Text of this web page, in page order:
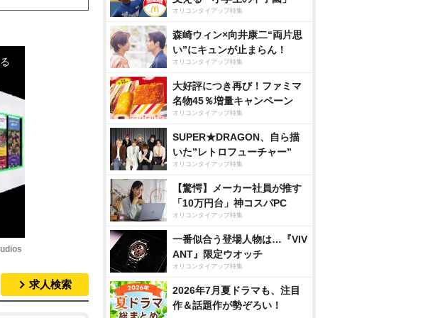
求人検索
オリコンタイアップ特集
森崎ウィン×向井康二“両片思
い”にキュンが止まらん！
オリコンタイアップ特集
大好評につき再び！ファミマ
名物45％増量キャンペーン
オリコンタイアップ特集
SUPER★DRAGON、自ら描
いた”レトロフューチャー”
オリコンタイアップ特集
【驚愕】メーカー社員が推す
「10万円台」神コスパPC
オリコンタイアップ特集
一番似合う登場人物は…『VIV
ANT』限定ウオッチ
オリコンタイアップ特集
2026年7月夏ドラマも、注目
作＆話題作が勢ぞろい！